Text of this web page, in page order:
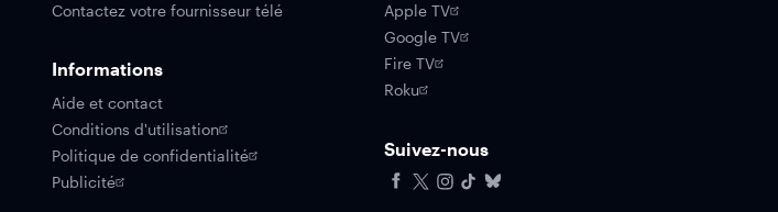
Contactez votre fournisseur télé
Informations
Aide et contact
Conditions d'utilisation
Politique de confidentialité
Publicité
Apple TV
Google TV
Fire TV
Roku
Suivez-nous